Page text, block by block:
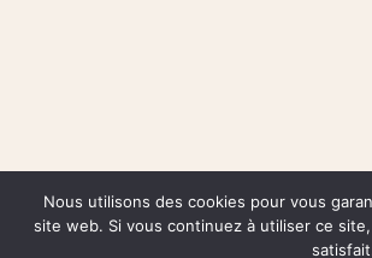
Nous utilisons des cookies pour vous
site web. Si vous continuez à utiliser ce